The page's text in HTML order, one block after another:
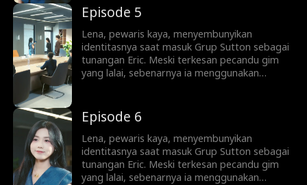
sadar. Ia malah memercayai Sophie,
asistennya yang licik, dan mengabaikan
perhatian Lena...
Episode 5
Lena, pewaris kaya, menyembunyikan
identitasnya saat masuk Grup Sutton sebagai
tunangan Eric. Meski terkesan pecandu gim
yang lalai, sebenarnya ia menggunakan
sadar. Ia malah memercayai Sophie,
asistennya yang licik, dan mengabaikan
perhatian Lena...
Episode 6
Lena, pewaris kaya, menyembunyikan
identitasnya saat masuk Grup Sutton sebagai
tunangan Eric. Meski terkesan pecandu gim
yang lalai, sebenarnya ia menggunakan